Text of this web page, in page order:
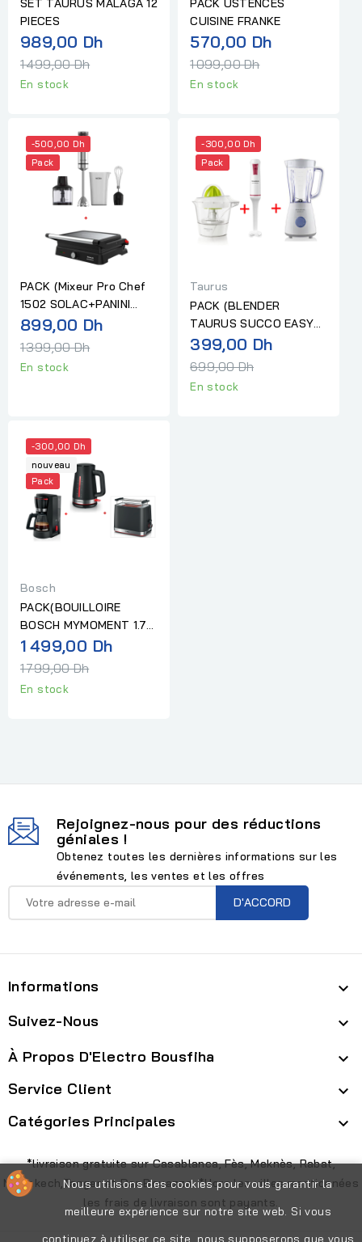
SET TAURUS MALAGA 12
PIECES
989,00 DhPrix
1 499,00 Dh
En stock
PACK USTENCES
CUISINE FRANKE
570,00 DhPrix
1 099,00 Dh
En stock
-500,00 Dh
Pack
PACK (Mixeur Pro Chef
1502 SOLAC+PANINI
BISTRO ESSENTIAL
899,00 DhPrix
1 399,00 Dh
En stock
-300,00 Dh
Pack
Taurus
PACK (BLENDER
TAURUS SUCCO EASY
MILL+MIXEUR
399,00 DhPrix
699,00 Dh
En stock
-300,00 Dh
nouveau
Pack
Bosch
PACK(BOUILLOIRE
BOSCH MYMOMENT 1.7L
NOIR+TOASTER BOSCH
COMPACT...
1 499,00 DhPrix
1 799,00 Dh
En stock
Rejoignez-nous pour des réductions
géniales !
Obtenez toutes les dernières informations sur les
événements, les ventes et les offres
Informations 
Suivez-Nous 
À Propos D'Electro Bousfiha 
Service Client 
Catégories Principales 
Nous utilisons des cookies pour vous garantir la
meilleure expérience sur notre site web. Si vous
continuez à utiliser ce site, nous supposerons que vous
*livraison gratuite sur Casablanca, Fès, Meknès, Rabat,
Marrakech,Tanger et Dar Bouazza. *Hors les villes mentionnées
les frais de livraison sont payants.